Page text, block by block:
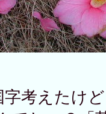
考えたけ